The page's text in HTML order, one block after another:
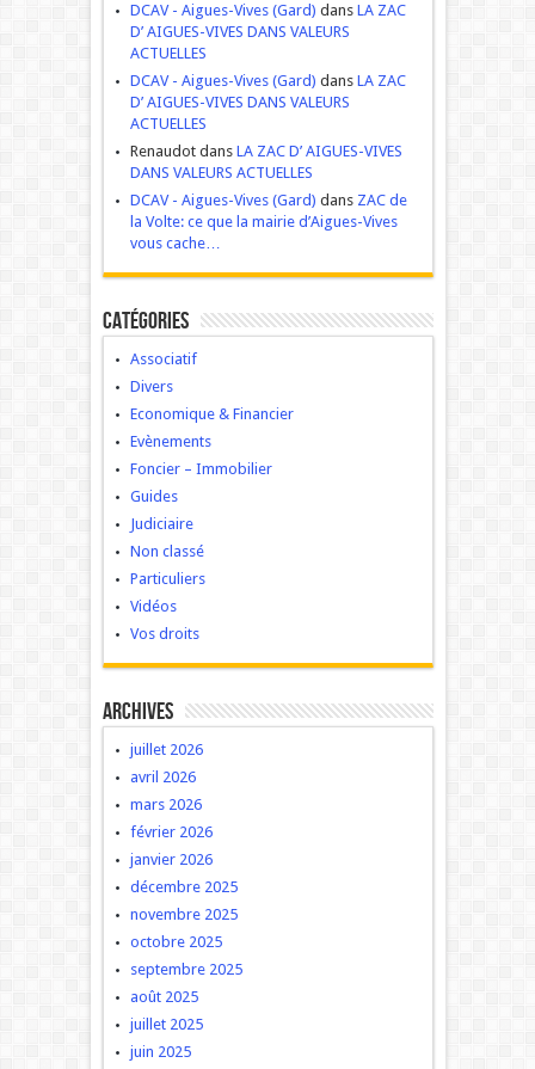
DCAV - Aigues-Vives (Gard) dans LA ZAC
D’ AIGUES-VIVES DANS VALEURS
ACTUELLES
DCAV - Aigues-Vives (Gard) dans LA ZAC
D’ AIGUES-VIVES DANS VALEURS
ACTUELLES
Renaudot dans LA ZAC D’ AIGUES-VIVES
DANS VALEURS ACTUELLES
DCAV - Aigues-Vives (Gard) dans ZAC de
la Volte: ce que la mairie d’Aigues-Vives
vous cache…
Catégories
Associatif
Divers
Economique & Financier
Evènements
Foncier – Immobilier
Guides
Judiciaire
Non classé
Particuliers
Vidéos
Vos droits
Archives
juillet 2026
avril 2026
mars 2026
février 2026
janvier 2026
décembre 2025
novembre 2025
octobre 2025
septembre 2025
août 2025
juillet 2025
juin 2025